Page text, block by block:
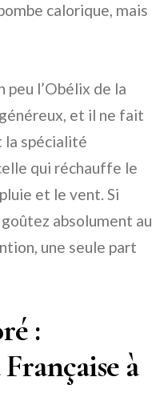
calorique, mais
peu l’Obélix de la
et il ne fait
la spécialité
qui réchauffe le
et le vent. Si
absolument au
une seule part
:
à